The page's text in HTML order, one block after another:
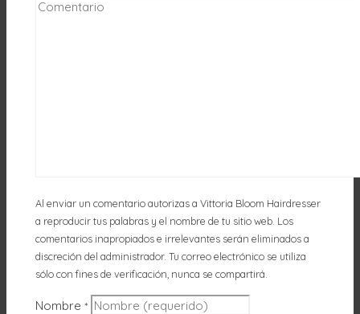
Al enviar un comentario autorizas a Vittoria Bloom Hairdresser
a reproducir tus palabras y el nombre de tu sitio web. Los
comentarios inapropiados e irrelevantes serán eliminados a
discreción del administrador. Tu correo electrónico se utiliza
sólo con fines de verificación, nunca se compartirá.
Nombre *